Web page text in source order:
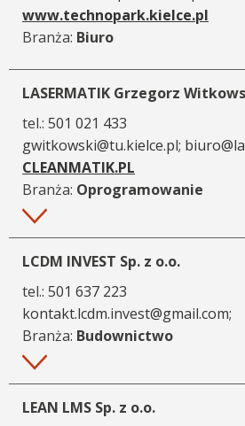
www.technopark.kielce.pl
Branża: Biuro
LASERMATIK Grzegorz
tel.: 501 021 433
gwitkowski@tu.kielce.pl;
CLEANMATIK.PL
Branża: Oprogramowanie
Więcej
LCDM INVEST Sp. z o.o.
tel.: 501 637 223
kontakt.lcdm.invest@gmail.com;
Branża: Budownictwo
Więcej
LEAN LMS Sp. z o.o.